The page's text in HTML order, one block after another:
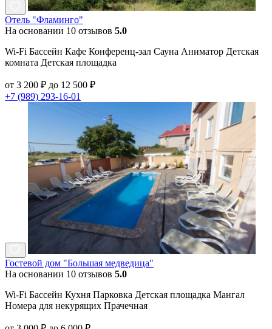
Отель "Фламинго"
На основании 10 отзывов 5.0
Wi-Fi Бассейн Кафе Конференц-зал Сауна Аниматор Детская
комната Детская площадка
от 3 200 ₽ до 12 500 ₽
+7 (989) 293-16-01
Гостевой дом "Большая медведица"
На основании 10 отзывов 5.0
Wi-Fi Бассейн Кухня Парковка Детская площадка Мангал
Номера для некурящих Прачечная